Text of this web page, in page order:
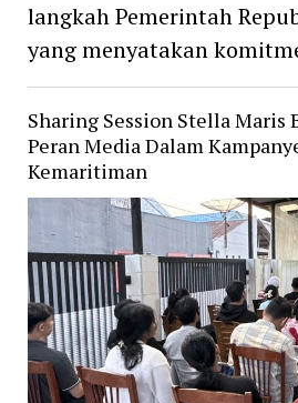
langkah Pemerintah
yang menyatakan
Sharing Session Stella Maris
Peran Media Dalam
Kemaritiman